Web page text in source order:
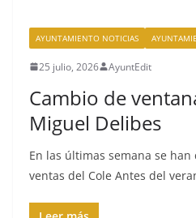
AYUNTAMIENTO NOTICIAS
25 julio, 2026 AyuntEdit
Cambio de
Miguel Delibes
En las últimas semana se
ventas del Cole Antes del